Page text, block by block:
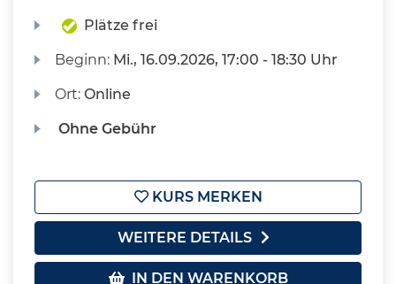
Plätze frei
Beginn: Mi., 16.09.2026, 17:00 - 18:30 Uhr
Ort:Online
Ohne Gebühr
KURS MERKEN
WEITERE DETAILS
IN DEN WARENKORB